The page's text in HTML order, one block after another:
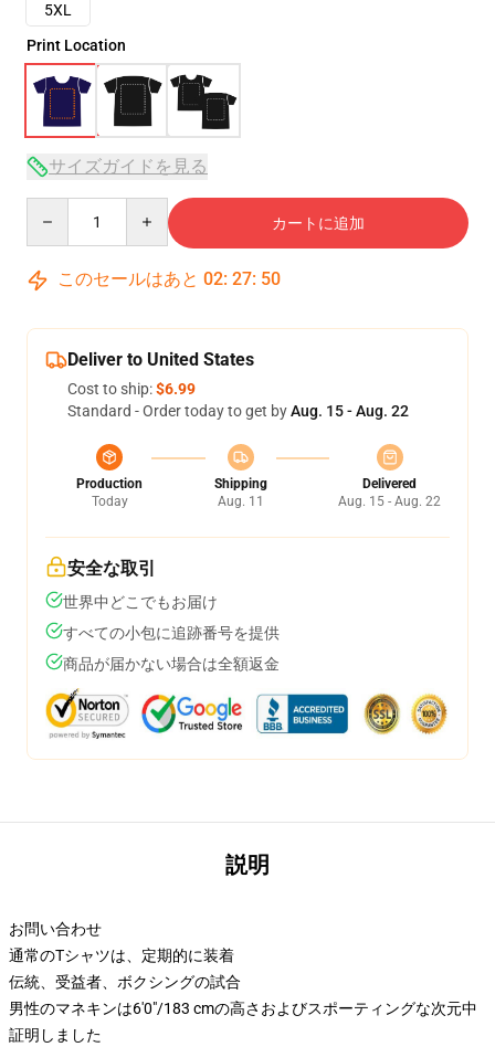
5XL
Print Location
サイズガイドを見る
カートに追加
このセールはあと 02: 27: 49
Deliver to United States
Cost to ship:$6.99
Standard - Order today to get byAug. 15 - Aug. 22
Production
Today
Shipping
Aug. 11
Delivered
Aug. 15 - Aug. 22
安全な取引
世界中どこでもお届け
すべての小包に追跡番号を提供
商品が届かない場合は全額返金
説明
お問い合わせ
通常のTシャツは、定期的に装着
伝統、受益者、ボクシングの試合
男性のマネキンは6'0"/183 cmの高さおよびスポーティングな次元中
証明しました